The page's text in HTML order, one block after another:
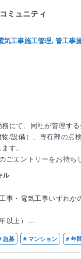
働く魅力】
て働き方改善可能！
所定労働時間7.5時間
度導入等、プライベー
むことができる環境が
能です！
して就業可能！
物件数を誇る大京グル
プ
ループ会社であり、
ョン）の管理を中心と
で展開しており、毎年
ています。
る「サーパスマンショ
ョンやビル等の管理/修
お住まいの方々の快
持し続ける事業に取
ミュニティ
気工事施工管理, 管工事
にて、同社が管理す
/設備）、専有部の点
す。
ごエントリーをお待ち
容】
ント担当(営業)と共に
内容の説明／プレゼン
工事がスムーズに進む
、品質チェック等を
ンション不具合箇所の
ル
事・電気工事いずれか
以上）
第一種
急募 # マンション # 年